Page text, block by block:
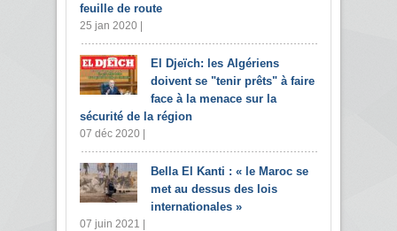
feuille de route
25 jan 2020 |
El Djeïch: les Algériens
doivent se "tenir prêts" à faire
face à la menace sur la
sécurité de la région
07 déc 2020 |
Bella El Kanti : « le Maroc se
met au dessus des lois
internationales »
07 juin 2021 |